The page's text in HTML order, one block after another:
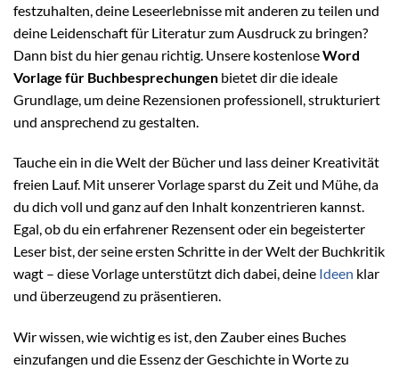
festzuhalten, deine Leseerlebnisse mit anderen zu teilen und
deine Leidenschaft für Literatur zum Ausdruck zu bringen?
Dann bist du hier genau richtig. Unsere kostenloseWord
Vorlage für Buchbesprechungen bietet dir die ideale
Grundlage, um deine Rezensionen professionell, strukturiert
und ansprechend zu gestalten.
Tauche ein in die Welt der Bücher und lass deiner Kreativität
freien Lauf. Mit unserer Vorlage sparst du Zeit und Mühe, da
du dich voll und ganz auf den Inhalt konzentrieren kannst.
Egal, ob du ein erfahrener Rezensent oder ein begeisterter
Leser bist, der seine ersten Schritte in der Welt der Buchkritik
wagt – diese Vorlage unterstützt dich dabei, deine Ideen klar
und überzeugend zu präsentieren.
Wir wissen, wie wichtig es ist, den Zauber eines Buches
einzufangen und die Essenz der Geschichte in Worte zu